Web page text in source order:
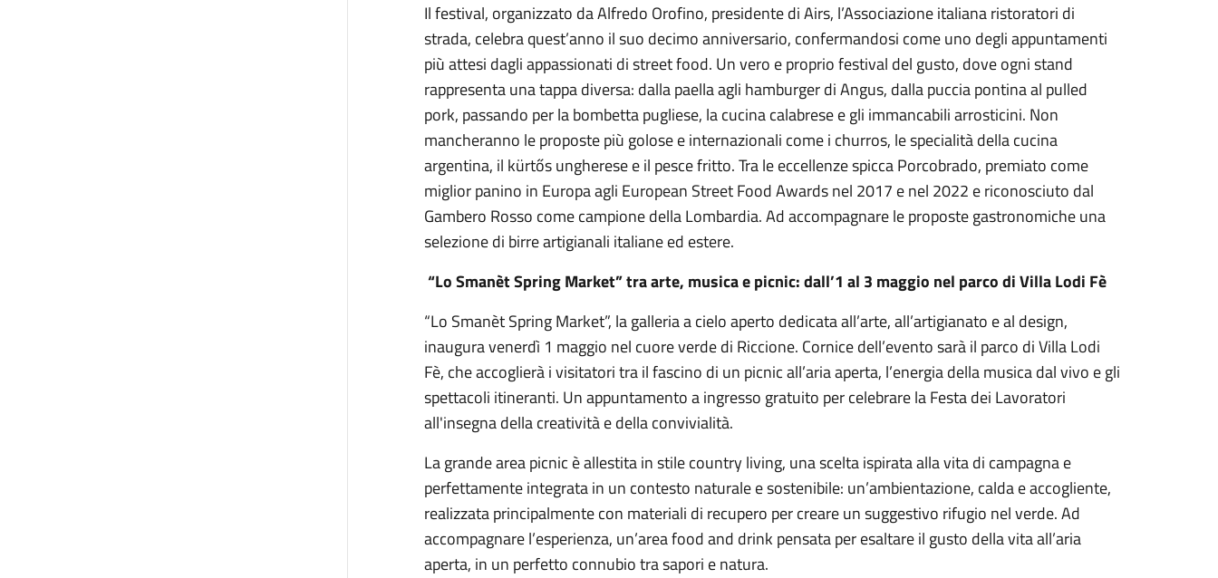
Il festival, organizzato da Alfredo Orofino, presidente di Airs, l’Associazione italiana ristoratori di
strada, celebra quest’anno il suo decimo anniversario, confermandosi come uno degli appuntamenti
più attesi dagli appassionati di street food. Un vero e proprio festival del gusto, dove ogni stand
rappresenta una tappa diversa: dalla paella agli hamburger di Angus, dalla puccia pontina al pulled
pork, passando per la bombetta pugliese, la cucina calabrese e gli immancabili arrosticini. Non
mancheranno le proposte più golose e internazionali come i churros, le specialità della cucina
argentina, il kürtős ungherese e il pesce fritto. Tra le eccellenze spicca Porcobrado, premiato come
miglior panino in Europa agli European Street Food Awards nel 2017 e nel 2022 e riconosciuto dal
Gambero Rosso come campione della Lombardia. Ad accompagnare le proposte gastronomiche una
selezione di birre artigianali italiane ed estere.
“Lo Smanèt Spring Market” tra arte, musica e picnic: dall’1 al 3 maggio nel parco di Villa Lodi Fè
“Lo Smanèt Spring Market”, la galleria a cielo aperto dedicata all’arte, all’artigianato e al design,
inaugura venerdì 1 maggio nel cuore verde di Riccione. Cornice dell’evento sarà il parco di Villa Lodi
Fè, che accoglierà i visitatori tra il fascino di un picnic all’aria aperta, l’energia della musica dal vivo e gli
spettacoli itineranti. Un appuntamento a ingresso gratuito per celebrare la Festa dei Lavoratori
all'insegna della creatività e della convivialità.
La grande area picnic è allestita in stile country living, una scelta ispirata alla vita di campagna e
perfettamente integrata in un contesto naturale e sostenibile: un’ambientazione, calda e accogliente,
realizzata principalmente con materiali di recupero per creare un suggestivo rifugio nel verde. Ad
accompagnare l’esperienza, un’area food and drink pensata per esaltare il gusto della vita all’aria
aperta, in un perfetto connubio tra sapori e natura.